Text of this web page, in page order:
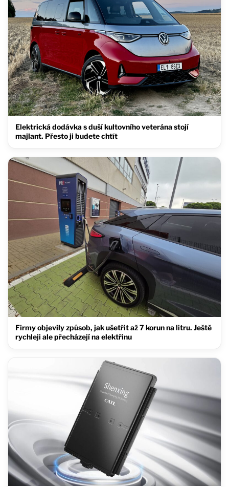
Elektrická dodávka s duší kultovního veterána stojí
majlant. Přesto ji budete chtít
Firmy objevily způsob, jak ušetřit až 7 korun na litru. Ještě
rychleji ale přecházejí na elektřinu